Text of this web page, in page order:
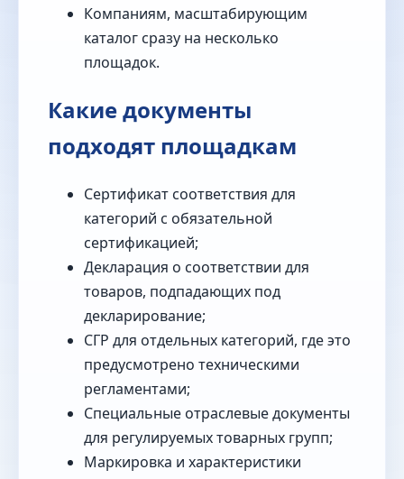
Компаниям, масштабирующим
каталог сразу на несколько
площадок.
Какие документы
подходят площадкам
Сертификат соответствия для
категорий с обязательной
сертификацией;
Декларация о соответствии для
товаров, подпадающих под
декларирование;
СГР для отдельных категорий, где это
предусмотрено техническими
регламентами;
Специальные отраслевые документы
для регулируемых товарных групп;
Маркировка и характеристики